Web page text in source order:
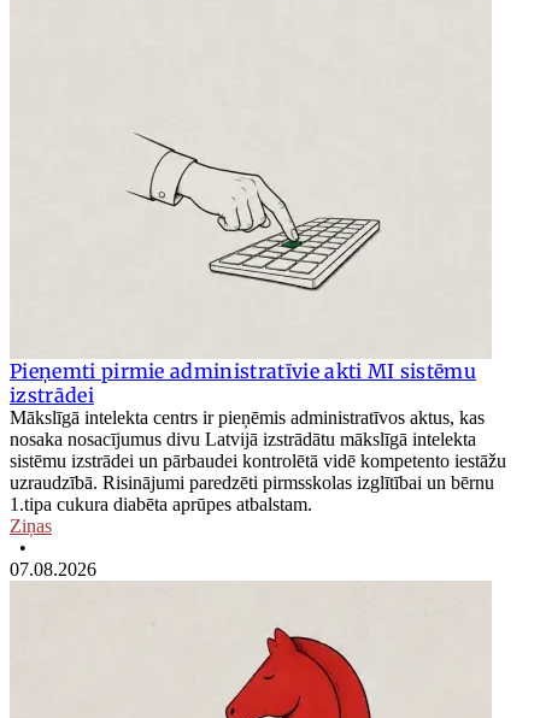
Pieņemti pirmie administratīvie akti MI sistēmu
izstrādei
Mākslīgā intelekta centrs ir pieņēmis administratīvos aktus, kas
nosaka nosacījumus divu Latvijā izstrādātu mākslīgā intelekta
sistēmu izstrādei un pārbaudei kontrolētā vidē kompetento iestāžu
uzraudzībā. Risinājumi paredzēti pirmsskolas izglītībai un bērnu
1.tipa cukura diabēta aprūpes atbalstam.
Ziņas
•
07.08.2026